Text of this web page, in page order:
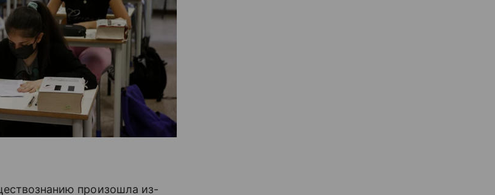
произошла из-